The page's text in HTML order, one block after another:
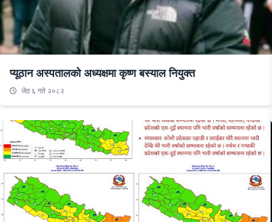
प्यूठान अस्पतालको अध्यक्षमा कृष्ण बस्याल नियुक्त
जेठ ६ गते २०८२